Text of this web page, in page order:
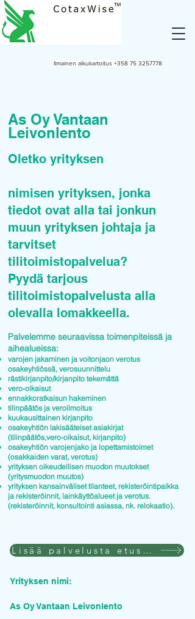
Ilmainen alkukartoitus +358 75 3257778
As Oy Vantaan
Leivonlento
Oletko yrityksen
nimisen yrityksen, jonka
tiedot ovat alla tai jonkun
muun yrityksen johtaja ja
tarvitset
tilitoimistopalvelua?
Pyydä tarjous
tilitoimistopalvelusta alla
olevalla lomakkeella.
Palvelemme seuraavissa toimenpiteissä ja
aihealueissa:
varojen jakaminen ja voitonjaon verotus
osakeyhtiössä, verosuunnittelu
rästikirjanpito/kirjanpito tekemättä
vero-oikaisut
ennakkoratkaisun hakeminen
tilinpäätös ja veroilmoitus
kuukausittainen kirjanpito
osakeyhtiön lakisääteiset asiakirjat
(tilinpäätös,vero-oikaisut, kirjanpito)
osakeyhtiön varojenjako ja lopettamistoimet
(osakkaiden varat, verotus)
yrityksen oikeudellisen muodon muutokset
(yritysmuodon muutos)
yrityksen kansainväliset tilanteet, rekisteröintipaikka
ja rekisteröinnit, lainkäyttöalueet ja verotus.
(rekisteröinnit, konsultointi asiassa, nk. relokaatio).
Lisää palvelusta etusivulla
Yrityksen nimi:
As Oy Vantaan Leivonlento